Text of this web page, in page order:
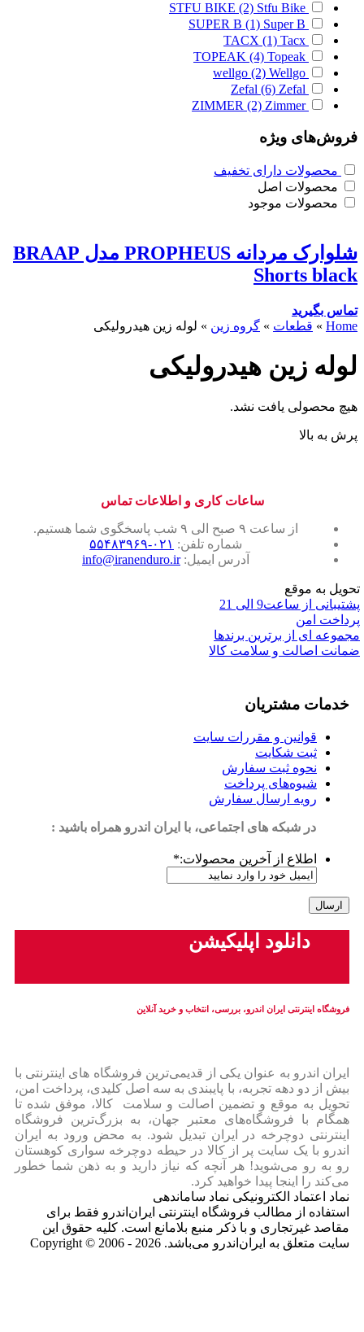
STFU BIKE (2) Stfu Bike
SUPER B (1) Super B
TACX (1) Tacx
TOPEAK (4) Topeak
wellgo (2) Wellgo
Zefal (6) Zefal
ZIMMER (2) Zimmer
فروش‌های ویژه
محصولات دارای تخفیف
محصولات اصل
محصولات موجود
شلوارک مردانه PROPHEUS مدل BRAAP
Shorts black
تماس بگیرید
Home
» قطعات » گروه زین » لوله زین هیدرولیکی
لوله زین هیدرولیکی
هیچ محصولی یافت نشد.
پرش به بالا
ساعات کاری و اطلاعات تماس
از ساعت ۹ صبح الی ۹ شب پاسخگوی شما هستیم.
شماره تلفن: ۰۲۱-۵۵۴۸۳۹۶۹
آدرس ایمیل:info@iranenduro.ir
تحویل به موقع
پشتیبانی از ساعت9 الی 21
پرداخت امن
مجموعه ای از برترین برندها
ضمانت اصالت و سلامت کالا
خدمات مشتریان
قوانین و مقررات سایت
ثبت شکایت
نحوه ثبت سفارش
شیوه‌های پرداخت
رویه ارسال سفارش
در شبکه های اجتماعی، با ایران اندرو همراه باشید :
اطلاع از آخرین محصولات:*
دانلود اپلیکیشن
فروشگاه اینترنتی ایران‌ اندرو، بررسی، انتخاب و خرید آنلاین
ایران‌ اندرو به عنوان یکی از قدیمی‌ترین فروشگاه های اینترنتی با
بیش از دو دهه تجربه، با پایبندی به سه اصل کلیدی، پرداخت امن،
تحویل به موقع و تضمین اصالت و سلامت کالا، موفق شده تا
همگام با فروشگاه‌های معتبر جهان، به بزرگ‌ترین فروشگاه
اینترنتی دوچرخه در ایران تبدیل شود. به محض ورود به ایران‌
اندرو با یک سایت پر از کالا در حیطه دوچرخه سواری کوهستان
رو به رو می‌شوید! هر آنچه که نیاز دارید و به ذهن شما خطور
می‌کند را اینجا پیدا خواهید کرد.
نماد اعتماد الکترونیکی نماد ساماندهی
استفاده از مطالب فروشگاه اینترنتی ایران‌اندرو فقط برای
مقاصد غیرتجاری و با ذکر منبع بلامانع است. کلیه حقوق این
سایت متعلق به ایران‌اندرو می‌باشد. Copyright © 2006 - 2026